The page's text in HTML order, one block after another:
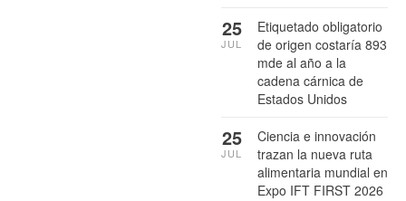
Etiquetado obligatorio
de origen costaría 893
mde al año a la
cadena cárnica de
Estados Unidos
25
JUL
Ciencia e innovación
trazan la nueva ruta
alimentaria mundial en
Expo IFT FIRST 2026
25
JUL